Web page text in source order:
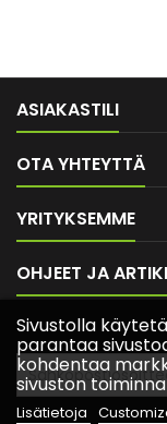
ASIAKASTILI
OTA YHTEYTTÄ
YRITYKSEMME
OHJEET JA
Sivustolla
parantaa
kohdentaa
sivuston
Lisätietoja